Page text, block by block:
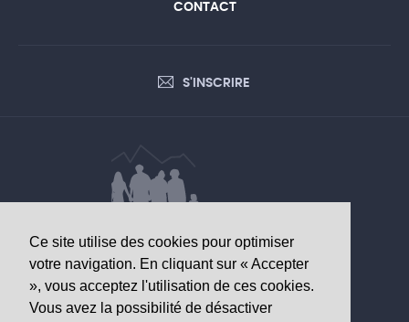
Ce site utilise des cookies pour optimiser
votre navigation. En cliquant sur « Accepter
», vous acceptez l'utilisation de ces cookies.
Vous avez la possibilité de désactiver
CONTACT
S'INSCRIRE
DONNÉES D’INTÉRÊT SANITAIRE
Observatoire valaisan de la santé
Av. Grand-Champsec 64